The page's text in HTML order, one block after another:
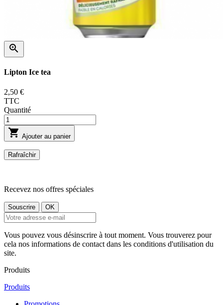

Lipton Ice tea
2,50 €
TTC
Quantité
 Ajouter au panier
Recevez nos offres spéciales
Vous pouvez vous désinscrire à tout moment. Vous trouverez pour
cela nos informations de contact dans les conditions d'utilisation du
site.
Produits
Produits